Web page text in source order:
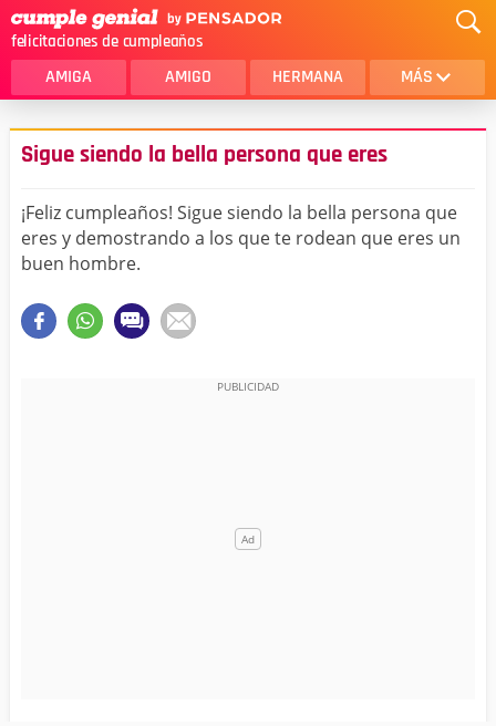
felicitaciones de cumpleaños
AMIGA AMIGO HERMANA MÁS
MAMA
AMOR
SOBRINA
HIJA
HERMANO
NOVIA
Sigue siendo la bella persona que eres
¡Feliz cumpleaños! Sigue siendo la bella persona que
eres y demostrando a los que te rodean que eres un
buen hombre.